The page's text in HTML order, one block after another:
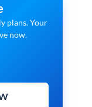
plans. Your
now.